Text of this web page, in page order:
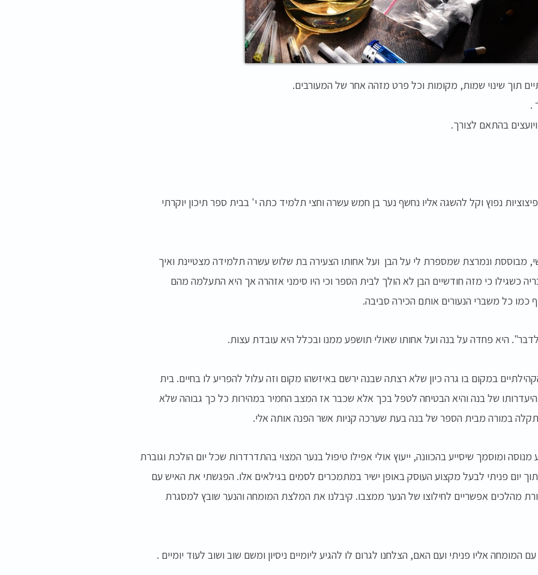
תוך שינוי שמות, מקומות וכל פרט מזהה אחר של המעורבים.
.
בהתאם לצורך.
נפוץ וקל להשגה אליו נחשף נער בן חמש עשרה וחצי תלמיד כתה י' בבית ספר תיכון יוקרתי
מבוססת ונמרצת שמספרת לי על הבן ועל אחותו הצעירה בת שלוש עשרה תלמידה מצטיינת ואיך
כשגילו כי מזה חודשיים הבן לא הולך לבית הספר וכי היו סימני אזהרה אך היא התעלמה מהם
כמו כל משברי הנעורים אותם הכירה סביבה.
היא פחדה על בנה ועל אחותו שאולי תושפע ממנו ובכלל היא עובדת עצות.
במקום בו גרה כיון שלא רצתה שבנה ירשם באיזשהו מקום וזה עלול להפריע לו בחיים. בית
של בנה והיא הבטיחה לטפל בכך אלא שכבר אז המצב החמיר במהירות כל כך גבוהה שלא
במורה מבית הספר של בנה בעת שערכה קניות אשר הפנה אותה אלי.
ומוסמך שיסייע בהכוונה, ייעוץ אולי אפילו טיפול בנער המצוי בהתדרדרות שכל יום הולכת וגוברת
יום פניתי לבעל מקצוע העוסק באופן ישיר במתמכרים לסמים בגילאים אלו. הפגשתי את האיש עם
מהלכים אפשריים לחילוצו של הנער ממצבו. קיבלנו את המלצת המומחה והנער שובץ למסגרת
המומחה אליו פניתי ועם האם, הצלחנו לגרום לו להגיע ליומיים ניסיון ומשם שוב ושוב לעוד יומיים .